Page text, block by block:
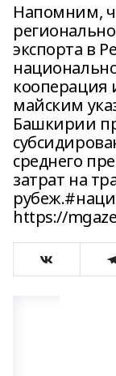
Напомним,
экспорта в
кооперация
майским
Башкирии
среднего
затрат на
https://